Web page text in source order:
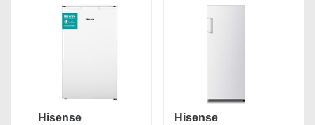
Hisense
Hisense